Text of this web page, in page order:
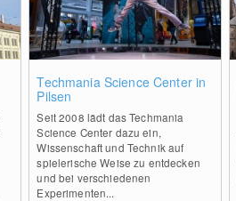
Techmania Science Center in
Pilsen
Seit 2008 lädt das Techmania
Science Center dazu ein,
Wissenschaft und Technik auf
spielerische Weise zu entdecken
und bei verschiedenen
Experimenten...